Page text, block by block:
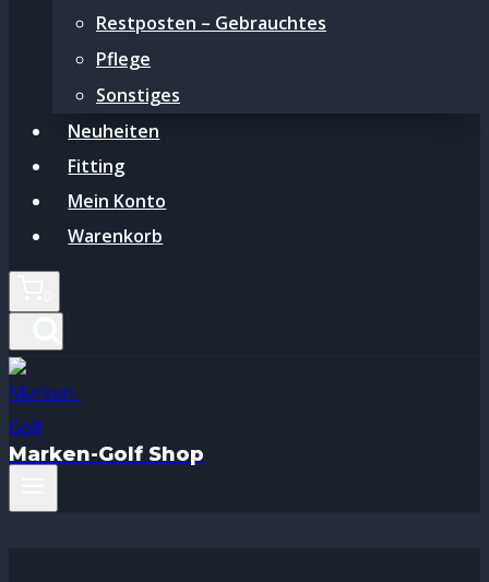
Restposten – Gebrauchtes
Pflege
Sonstiges
Neuheiten
Fitting
Mein Konto
Warenkorb
Marken-Golf Shop